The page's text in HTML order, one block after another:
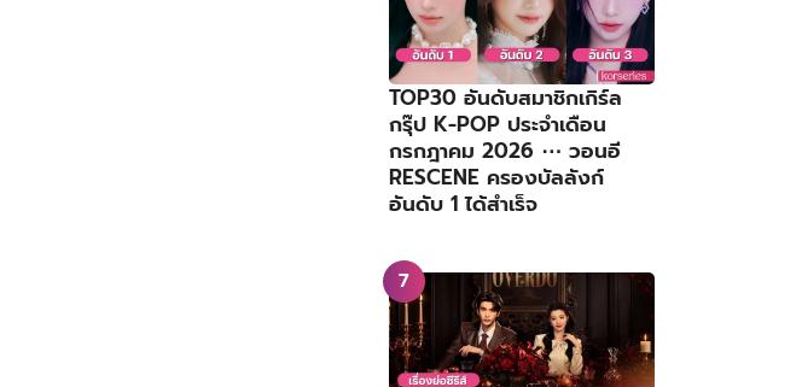
TOP30 อันดับสมาชิกเกิร์ล
กรุ๊ป K-POP ประจำเดือน
กรกฎาคม 2026 ⋯ วอนอี
RESCENE ครองบัลลังก์
อันดับ 1 ได้สำเร็จ